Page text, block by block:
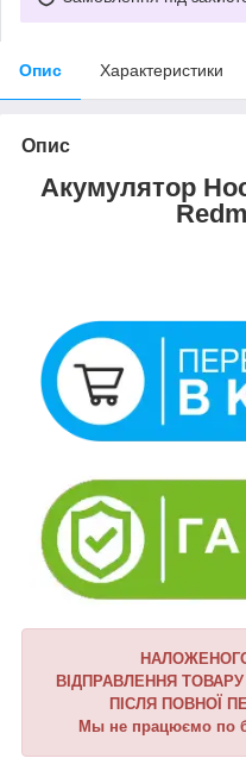
Опис Характеристики
Опис
Акумулятор
ВІДПРАВЛЕННЯ
ПІСЛЯ ПОВНОЇ
Мы не працюємо по